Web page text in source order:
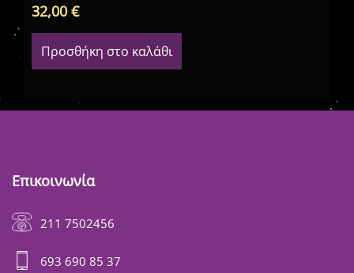
32,00€
Προσθήκη στο καλάθι
Επικοινωνία
211 7502456
693 690 85 37